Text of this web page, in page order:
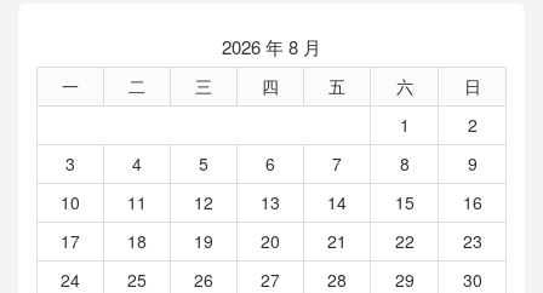
2026 年 8 月
一 二 三 四 五 六
日
1
2
3
4 5 6 7 8
9
10
11 12 13 14 15
16
17
18 19 20 21 22
23
24
25 26 27 28 29
30